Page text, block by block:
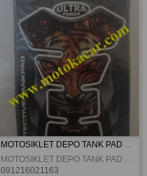
091216021163